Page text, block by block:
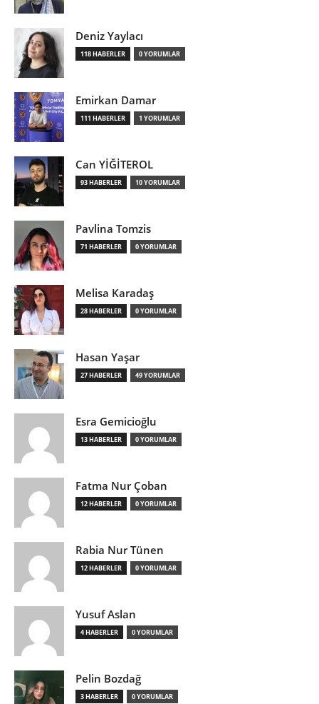
Deniz Yaylacı
118 HABERLER 0 YORUMLAR
Emirkan Damar
111 HABERLER 1 YORUMLAR
Can YİĞİTEROL
93 HABERLER 10 YORUMLAR
Pavlina Tomzis
71 HABERLER 0 YORUMLAR
Melisa Karadaş
28 HABERLER 0 YORUMLAR
Hasan Yaşar
27 HABERLER 49 YORUMLAR
Esra Gemicioğlu
13 HABERLER 0 YORUMLAR
Fatma Nur Çoban
12 HABERLER 0 YORUMLAR
Rabia Nur Tünen
12 HABERLER 0 YORUMLAR
Yusuf Aslan
4 HABERLER 0 YORUMLAR
Pelin Bozdağ
3 HABERLER 0 YORUMLAR